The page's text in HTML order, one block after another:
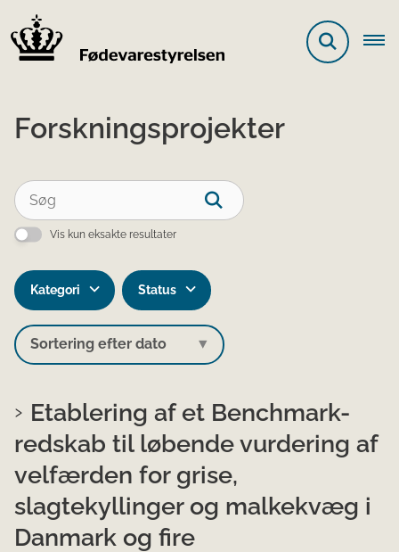
Forskningsprojekter
Vis kun eksakte resultater
Kategori Status
Etablering af et Benchmark-
redskab til løbende vurdering af
velfærden for grise,
slagtekyllinger og malkekvæg i
Danmark og fire